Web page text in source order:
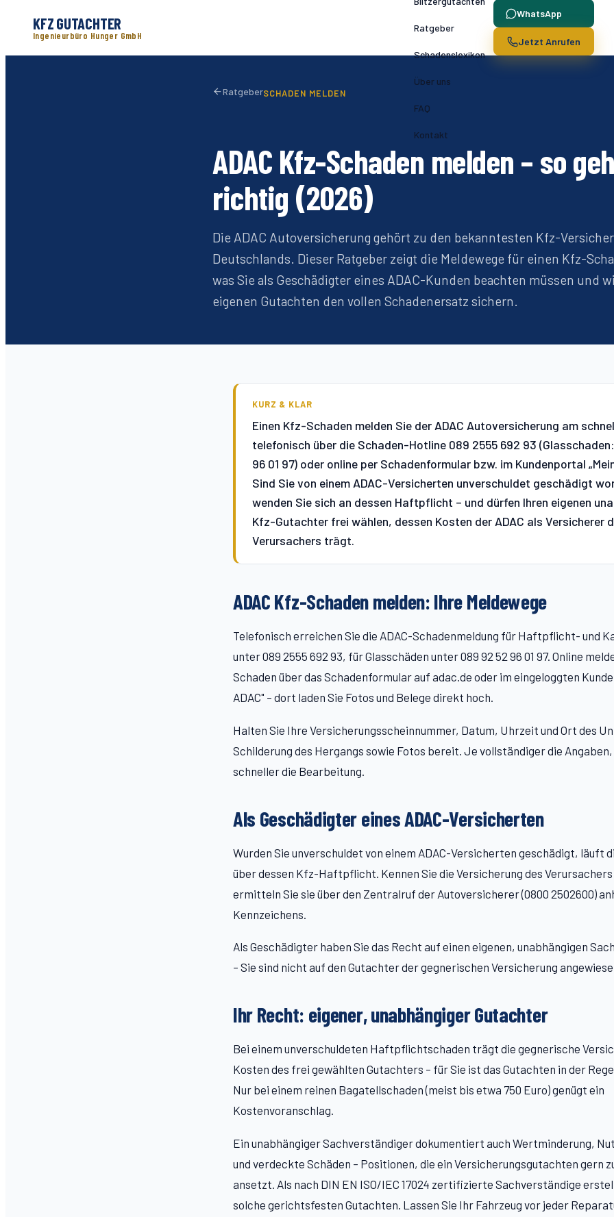
KFZ GUTACHTER
Ingenieurbüro Hunger GmbH
Ratgeber
Schadenslexikon
Über uns
FAQ
Kontakt
WhatsApp
Jetzt Anrufen
RatgeberSCHADEN MELDEN
ADAC Kfz-Schaden melden – so
richtig (2026)
Die ADAC Autoversicherung gehört zu den bekanntesten Kfz-
Deutschlands. Dieser Ratgeber zeigt die Meldewege für einen Kfz-
was Sie als Geschädigter eines ADAC-Kunden beachten müssen und
eigenen Gutachten den vollen Schadenersatz sichern.
KURZ & KLAR
Einen Kfz-Schaden melden Sie der ADAC Autoversicherung am
telefonisch über die Schaden-Hotline 089 2555 692 93
96 01 97) oder online per Schadenformular bzw. im Kundenportal
Sind Sie von einem ADAC-Versicherten unverschuldet geschädigt
wenden Sie sich an dessen Haftpflicht – und dürfen Ihren eigenen
Kfz-Gutachter frei wählen, dessen Kosten der ADAC als Versicherer
Verursachers trägt.
ADAC Kfz-Schaden melden: Ihre Meldewege
Telefonisch erreichen Sie die ADAC-Schadenmeldung für Haftpflicht- und
unter 089 2555 692 93, für Glasschäden unter 089 92 52 96 01 97. Online
Schaden über das Schadenformular auf adac.de oder im eingeloggten
ADAC" – dort laden Sie Fotos und Belege direkt hoch.
Halten Sie Ihre Versicherungsscheinnummer, Datum, Uhrzeit und Ort des
Schilderung des Hergangs sowie Fotos bereit. Je vollständiger die
schneller die Bearbeitung.
Als Geschädigter eines ADAC-Versicherten
Wurden Sie unverschuldet von einem ADAC-Versicherten geschädigt, läuft
über dessen Kfz-Haftpflicht. Kennen Sie die Versicherung des
ermitteln Sie sie über den Zentralruf der Autoversicherer (0800 2502600)
Kennzeichens.
Als Geschädigter haben Sie das Recht auf einen eigenen, unabhängigen
– Sie sind nicht auf den Gutachter der gegnerischen Versicherung
Ihr Recht: eigener, unabhängiger Gutachter
Bei einem unverschuldeten Haftpflichtschaden trägt die gegnerische
Kosten des frei gewählten Gutachters – für Sie ist das Gutachten in der
Nur bei einem reinen Bagatellschaden (meist bis etwa 750 Euro) genügt ein
Kostenvoranschlag.
Ein unabhängiger Sachverständiger dokumentiert auch Wertminderung,
und verdeckte Schäden – Positionen, die ein Versicherungsgutachten gern
ansetzt. Als nach DIN EN ISO/IEC 17024 zertifizierte Sachverständige
solche gerichtsfesten Gutachten. Lassen Sie Ihr Fahrzeug vor jeder